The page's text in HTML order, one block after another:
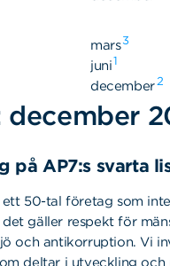
mars3
juni1
december2
december
på AP7:s svarta
ett 50-tal företag som
gäller respekt för
och antikorruption. Vi
deltar i utveckling